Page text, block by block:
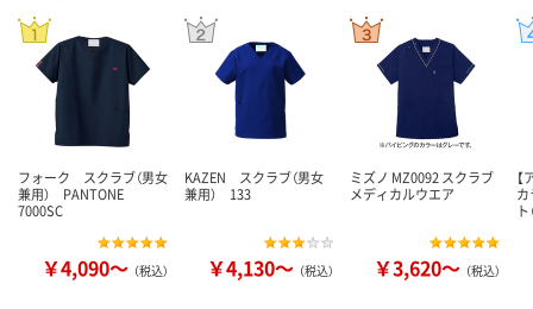
フォーク スクラブ（男女
兼用） PANTONE
7000SC
￥4,090～ （税込）
KAZEN スクラブ（男女
兼用） 133
￥4,130～ （税込）
ミズノ MZ0092 スクラブ
メディカルウエア
￥3,620～ （税込）